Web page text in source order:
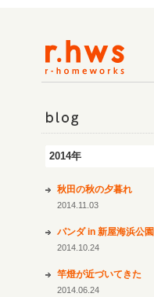
2014年
秋田の秋の夕暮れ
2014.11.03
パンダ in 新屋海浜公園
2014.10.24
竿燈が近づいてきた
2014.06.24